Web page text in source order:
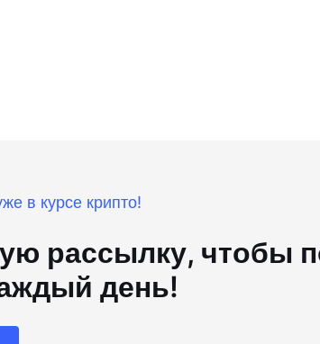
в курсе крипто!
рассылку, чтобы
день!